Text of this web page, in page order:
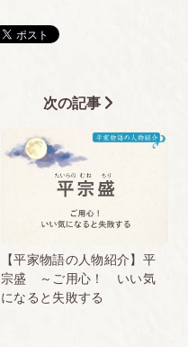
【平家物語の人物紹介】平
宗盛 ～ご用心！ いい気
になると失敗する
次の記事